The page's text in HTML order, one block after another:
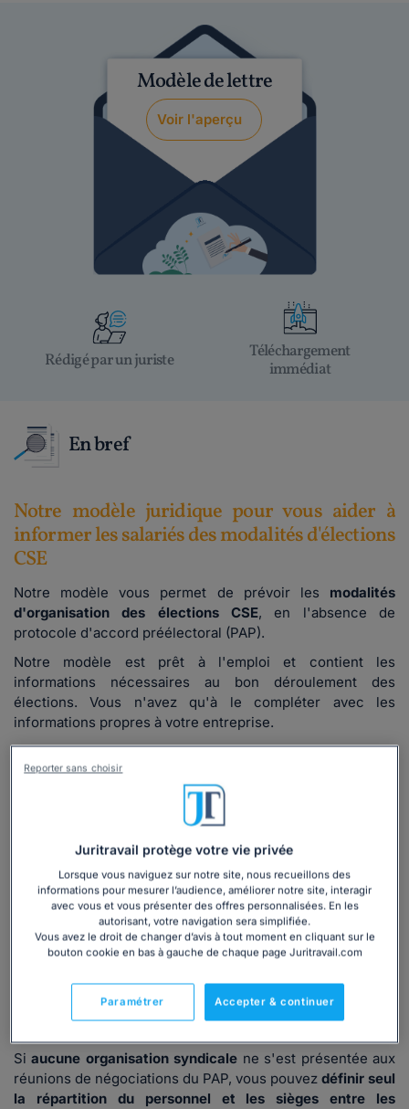
Modèle de lettre
Voir l'aperçu
Rédigé par un juriste
Téléchargement
immédiat
En bref
Notre modèle juridique pour vous aider à
informer les salariés des modalités d'élections
CSE
Notre modèle vous permet de prévoir les modalités
d'organisation des élections CSE, en l'absence de
protocole d'accord préélectoral (PAP).
Notre modèle est prêt à l'emploi et contient les
informations nécessaires au bon déroulement des
élections. Vous n'avez qu'à le compléter avec les
informations propres à votre entreprise.
Quand utiliser notre modèle juridique ?
Dès lors que votre entreprise atteint un effectif d'au
11 salariés sur une période de 12 mois consécutifs
obligatoirement tenter demettre en place un comité
social et économique (CSE)en organisant l'élection de
ses membres.
Parmi les premières étapes du processus électoral, après
avoir informé les salariés de l'organisation des élections,
avec les organisations syndicales pour établir un
protocole d'accord préélectoral (PAP)définissant les
Siaucune organisation syndicale ne s'est présentée aux
réunions de négociations du PAP, vous pouvez définir seul
la répartition du personnel et les sièges entre les
Juritravail protège votre vie privée
Lorsque vous naviguez sur notre site, nous recueillons des
informations pour mesurer l’audience, améliorer notre site, interagir
avec vous et vous présenter des offres personnalisées. En les
autorisant, votre navigation sera simplifiée.
Vous avez le droit de changer d’avis à tout moment en cliquant sur le
bouton cookie en bas à gauche de chaque page Juritravail.com
Accepter & continuer
Paramétrer
Reporter sans choisir